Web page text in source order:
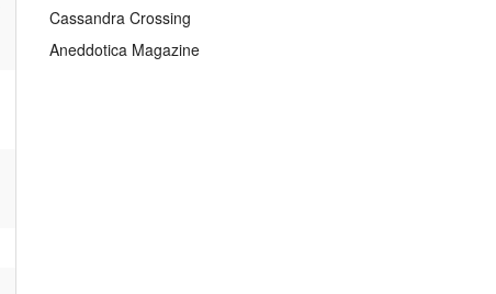
Cassandra Crossing
Aneddotica Magazine